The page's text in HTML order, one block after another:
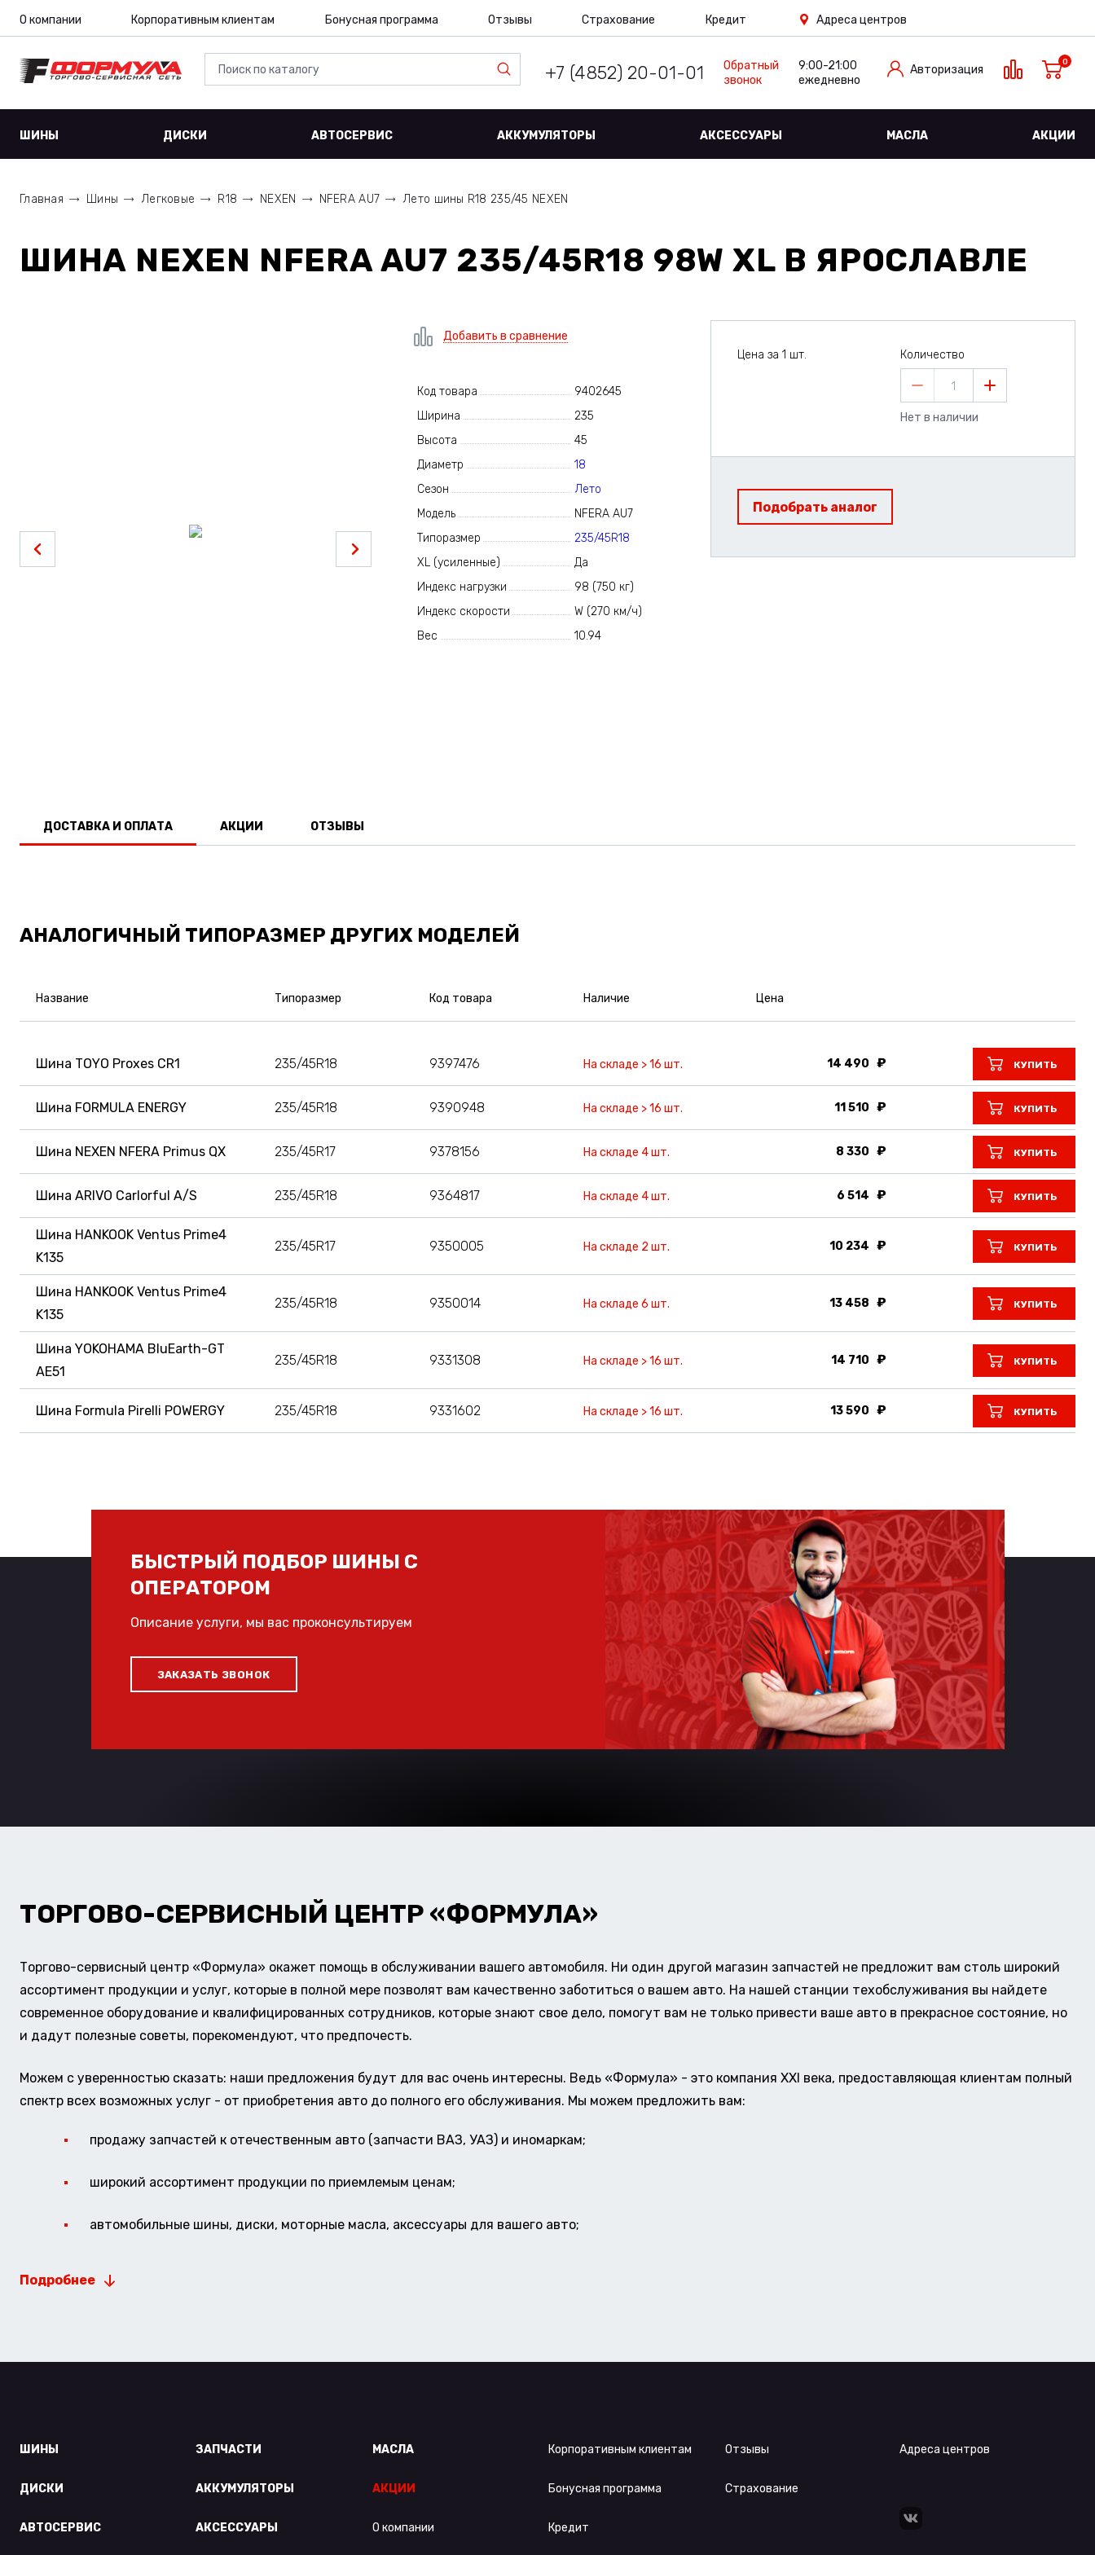
О компании Корпоративным клиентам Бонусная программа Отзывы Страхование Кредит Адреса центров
+7 (4852) 20-01-01
Обратный
звонок
9:00-21:00
ежедневно
Авторизация
0
ШИНЫ ДИСКИ АВТОСЕРВИС АККУМУЛЯТОРЫ АКСЕССУАРЫ МАСЛА АКЦИИ
Главная Шины Легковые R18 NEXEN NFERA AU7 Лето шины R18 235/45 NEXEN
ШИНА NEXEN NFERA AU7 235/45R18 98W XL В ЯРОСЛАВЛЕ
Добавить в сравнение
Код товара
9402645
Ширина
235
Высота
45
Диаметр
18
Сезон
Лето
Модель
NFERA AU7
Типоразмер
235/45R18
XL (усиленные)
Да
Индекс нагрузки
98 (750 кг)
Индекс скорости
W (270 км/ч)
Вес
10.94
Цена за 1 шт. Количество
1
Нет в наличии
Подобрать аналог
ДОСТАВКА И ОПЛАТА АКЦИИ ОТЗЫВЫ
АНАЛОГИЧНЫЙ ТИПОРАЗМЕР ДРУГИХ МОДЕЛЕЙ
Название Типоразмер Код товара Наличие Цена
Шина TOYO Proxes CR1 235/45R18 9397476 На складе > 16 шт. 14 490 КУПИТЬ
Шина FORMULA ENERGY 235/45R18 9390948 На складе > 16 шт. 11 510 КУПИТЬ
Шина NEXEN NFERA Primus QX 235/45R17 9378156 На складе 4 шт. 8 330 КУПИТЬ
Шина ARIVO Carlorful A/S 235/45R18 9364817 На складе 4 шт. 6 514 КУПИТЬ
Шина HANKOOK Ventus Prime4
K135
235/45R17 9350005 На складе 2 шт. 10 234 КУПИТЬ
Шина HANKOOK Ventus Prime4
K135
235/45R18 9350014 На складе 6 шт. 13 458 КУПИТЬ
Шина YOKOHAMA BluEarth-GT
AE51
235/45R18 9331308 На складе > 16 шт. 14 710 КУПИТЬ
Шина Formula Pirelli POWERGY 235/45R18 9331602 На складе > 16 шт. 13 590 КУПИТЬ
БЫСТРЫЙ ПОДБОР ШИНЫ С
ОПЕРАТОРОМ
Описание услуги, мы вас проконсультируем
ЗАКАЗАТЬ ЗВОНОК
ТОРГОВО-СЕРВИСНЫЙ ЦЕНТР «ФОРМУЛА»
Торгово-сервисный центр «Формула» окажет помощь в обслуживании вашего автомобиля. Ни один другой магазин запчастей не предложит вам столь широкий
ассортимент продукции и услуг, которые в полной мере позволят вам качественно заботиться о вашем авто. На нашей станции техобслуживания вы найдете
современное оборудование и квалифицированных сотрудников, которые знают свое дело, помогут вам не только привести ваше авто в прекрасное состояние, но
и дадут полезные советы, порекомендуют, что предпочесть.
Можем с уверенностью сказать: наши предложения будут для вас очень интересны. Ведь «Формула» - это компания XXI века, предоставляющая клиентам полный
спектр всех возможных услуг - от приобретения авто до полного его обслуживания. Мы можем предложить вам:
продажу запчастей к отечественным авто (запчасти ВАЗ, УАЗ) и иномаркам;
широкий ассортимент продукции по приемлемым ценам;
автомобильные шины, диски, моторные масла, аксессуары для вашего авто;
Подробнее
ШИНЫ
ДИСКИ
АВТОСЕРВИС
ЗАПЧАСТИ
АККУМУЛЯТОРЫ
АКСЕССУАРЫ
МАСЛА
АКЦИИ
О компании
Корпоративным клиентам
Бонусная программа
Кредит
Отзывы
Страхование
Адреса центров